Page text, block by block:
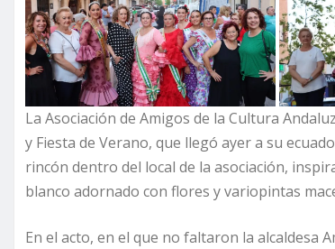
La Asociación de Amigos de la Cultura
y Fiesta de Verano, que llegó ayer a su
rincón dentro del local de la asociación,
blanco adornado con flores y variopintas
En el acto, en el que no faltaron la alcaldesa